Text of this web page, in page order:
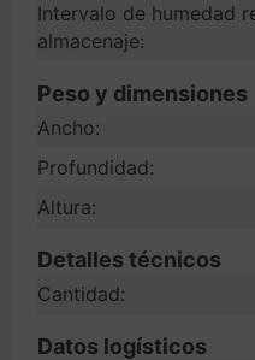
Intervalo de humedad
almacenaje:
Peso y dimensiones
Ancho:
Profundidad:
Altura:
Detalles técnicos
Cantidad:
Datos logísticos